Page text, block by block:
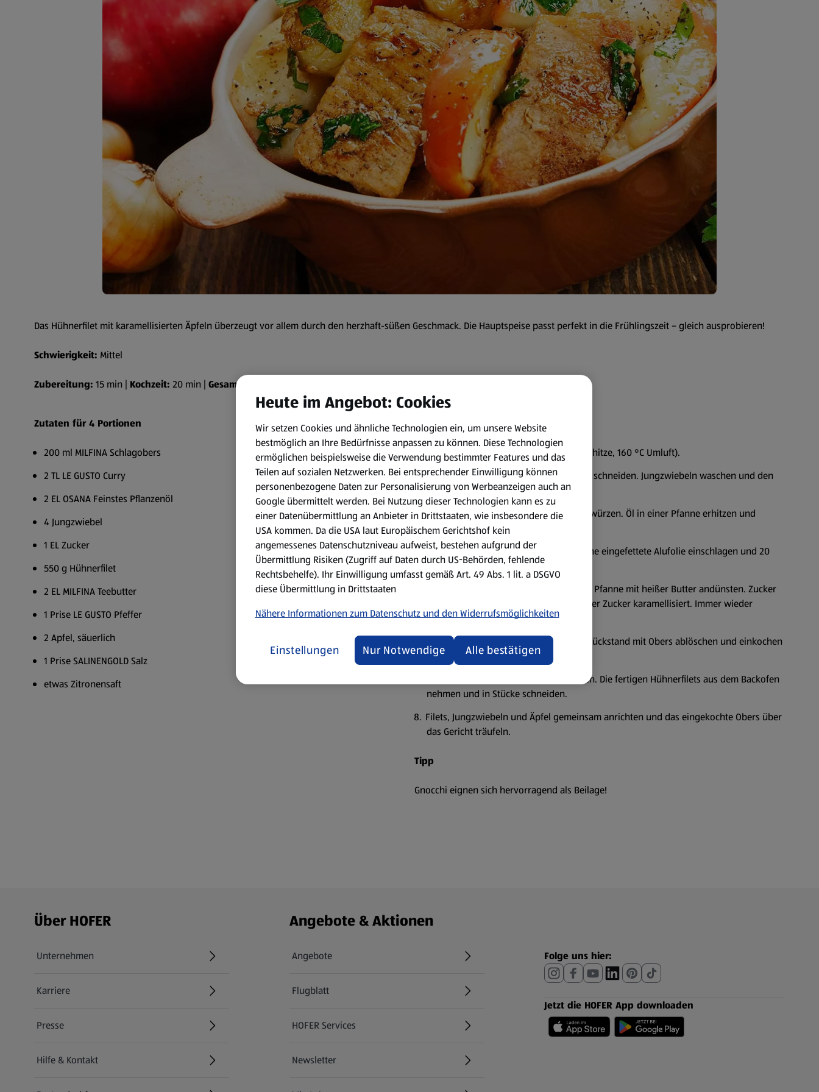
Das Hühnerfilet mit karamellisierten Äpfeln überzeugt vor allem durch den herzhaft-süßen Geschmack. Die Hauptspeise passt perfekt in die Frühlingszeit – gleich ausprobieren!
Schwierigkeit: Mittel
Zubereitung: 15 min | Kochzeit: 20 min | Gesamtzeit:
Zutaten für 4 Portionen
200 ml MILFINA Schlagobers
2 TL LE GUSTO Curry
2 EL OSANA Feinstes Pflanzenöl
4 Jungzwiebel
1 EL Zucker
550 g Hühnerfilet
2 EL MILFINA Teebutter
1 Prise LE GUSTO Pfeffer
2 Apfel, säuerlich
1 Prise SALINENGOLD Salz
etwas Zitronensaft
Zubereitungsart:
Backofen vorheizen (180 °C Ober-/Unterhitze, 160 °C Umluft).
Äpfel schälen, entkernen und in Spalten schneiden. Jungzwiebeln waschen und den
Wurzelansatz entfernen.
Hühnerfilets mit Salz, Pfeffer und Curry würzen. Öl in einer Pfanne erhitzen und
rundherum anbraten.
Hühnerfilets mit den Jungzwiebeln in eine eingefettete Alufolie einschlagen und 20
Minuten im Backofen garen.
Währenddessen die Apfelstücke in einer Pfanne mit heißer Butter andünsten. Zucker
darüberstreuen und weiterbraten, bis der Zucker karamellisiert. Immer wieder
umrühren und schwenken.
Äpfel aus der Pfanne nehmen. Den Bratrückstand mit Obers ablöschen und einkochen
lassen.
Mit Salz, Pfeffer und Zitronensaft würzen. Die fertigen Hühnerfilets aus dem Backofen
nehmen und in Stücke schneiden.
Filets, Jungzwiebeln und Äpfel gemeinsam anrichten und das eingekochte Obers über
das Gericht träufeln.
Tipp
Gnocchi eignen sich hervorragend als Beilage!
Fußzeilenmenü - weitere Links
Über HOFER
Unternehmen
Karriere
(öffnet in einem neuen Tab)
Presse
Hilfe & Kontakt
(öffnet in einem neuen Tab)
Angebote & Aktionen
Angebote
Flugblatt
HOFER Services
Newsletter
Folge uns hier:
Jetzt die HOFER App downloaden
Heute im Angebot: Cookies
Wir setzen Cookies und ähnliche Technologien ein, um unsere Website
bestmöglich an Ihre Bedürfnisse anpassen zu können. Diese Technologien
ermöglichen beispielsweise die Verwendung bestimmter Features und das
Teilen auf sozialen Netzwerken. Bei entsprechender Einwilligung können
personenbezogene Daten zur Personalisierung von Werbeanzeigen auch an
Google übermittelt werden. Bei Nutzung dieser Technologien kann es zu
einer Datenübermittlung an Anbieter in Drittstaaten, wie insbesondere die
USA kommen. Da die USA laut Europäischem Gerichtshof kein
angemessenes Datenschutzniveau aufweist, bestehen aufgrund der
Übermittlung Risiken (Zugriff auf Daten durch US-Behörden, fehlende
Rechtsbehelfe). Ihr Einwilligung umfasst gemäß Art. 49 Abs. 1 lit. a DSGVO
diese Übermittlung in Drittstaaten
Nähere Informationen zum Datenschutz und den Widerrufsmöglichkeiten
Einstellungen Nur Notwendige Alle bestätigen